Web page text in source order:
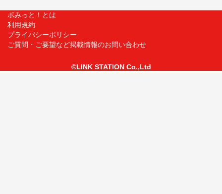
ポみっと！とは
利用規約
プライバシーポリシー
ご質問・ご要望など掲載情報のお問い合わせ
©LINK STATION Co.,Ltd